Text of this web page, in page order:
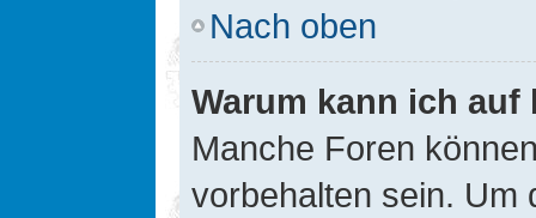
Nach oben
Warum kann ich
Manche Foren
vorbehalten sein. Um